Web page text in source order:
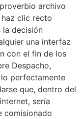
archivo
clic recto
la decisión
una interfaz
con el fin de los
Despacho,
perfectamente
que, dentro del
serí­a
comisionado